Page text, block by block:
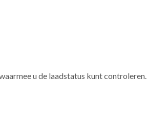
u de laadstatus kunt controleren.